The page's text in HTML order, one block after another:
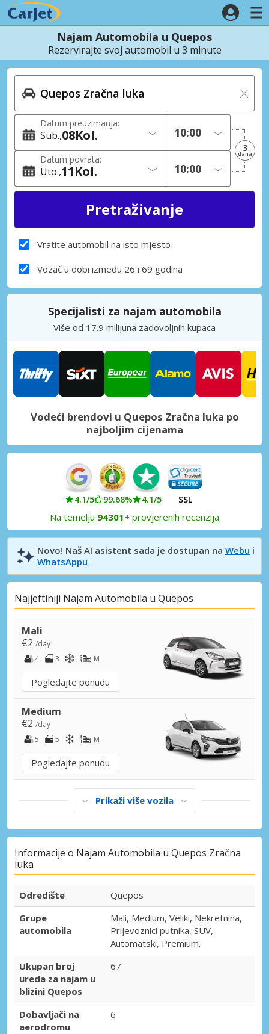
Najam Automobila u Quepos
Rezervirajte svoj automobil u 3 minute
Datum preuzimanja:
Sub. 08Kol.
Datum povrata:
Uto. 11Kol.
3
dana
Vratite automobil na isto mjesto
Vozač u dobi između 26 i 69 godina
Specijalisti za najam automobila
Više od 17.9 milijuna zadovoljnih kupaca
Vodeći brendovi u Quepos Zračna luka po
najboljim cijenama
4.1/5 99.68% 4.1/5 SSL
Na temelju 94301+ provjerenih recenzija
Novo! Naš AI asistent sada je dostupan na Webu i
WhatsAppu
Najjeftiniji Najam Automobila u Quepos
Mali
€2 /day
4
3 M
Pogledajte ponudu
Medium
€2 /day
5
5 M
Pogledajte ponudu
Prikaži više vozila
Informacije o Najam Automobila u Quepos Zračna
luka
Odredište
Quepos
Grupe
automobila
Mali, Medium, Veliki, Nekretnina,
Prijevoznici putnika, SUV,
Automatski, Premium.
Ukupan broj
ureda za najam u
blizini Quepos
67
Dobavljači na
aerodromu
6